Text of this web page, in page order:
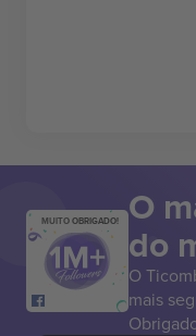
MUITO OBRIGADO! O
do
O
mais